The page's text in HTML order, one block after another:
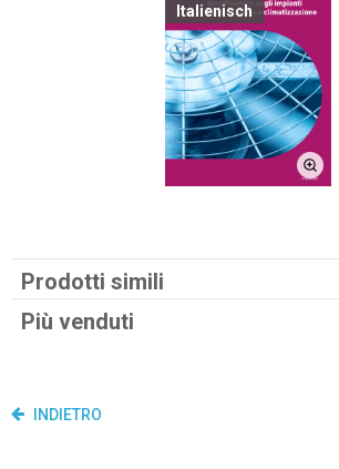
Italienisch
Prodotti simili
Più venduti
INDIETRO